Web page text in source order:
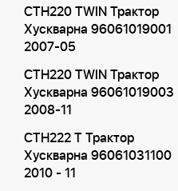
CTH220 TWIN Трактор
Хускварна 96061019001
2007-05
CTH220 TWIN Трактор
Хускварна 96061019003
2008-11
CTH222 T Трактор
Хускварна 96061031100
2010 - 11